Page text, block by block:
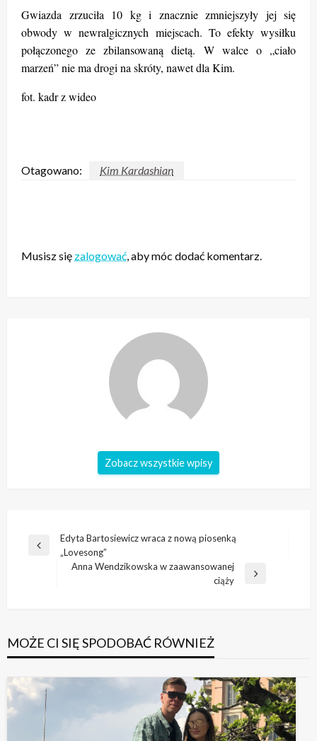
Gwiazda zrzuciła 10 kg i znacznie zmniejszyły jej się
obwody w newralgicznych miejscach. To efekty wysiłku
połączonego ze zbilansowaną dietą. W walce o „ciało
marzeń” nie ma drogi na skróty, nawet dla Kim.
fot. kadr z wideo
Otagowano: Kim Kardashian
Musisz się zalogować, aby móc dodać komentarz.
Zobacz wszystkie wpisy
Nawigacja
wpisu
Poprzedni
Edyta Bartosiewicz wraca z nową piosenką
„Lovesong”
Anna Wendzikowska w zaawansowanej
ciąży
MOŻE CI SIĘ SPODOBAĆ RÓWNIEŻ